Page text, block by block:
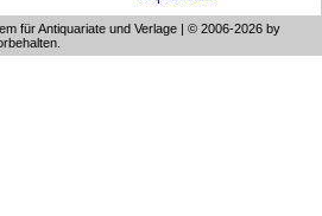
für Antiquariate und Verlage | © 2006-2026 by